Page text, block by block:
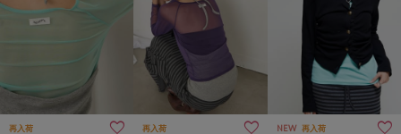
再入荷 再入荷 NEW 再入荷